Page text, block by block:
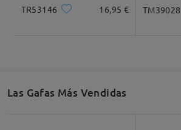
TR53146 16,95 € TM39028
Las Gafas Más Vendidas